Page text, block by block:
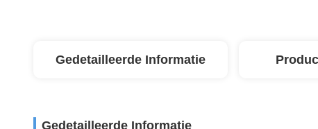
Gedetailleerde Informatie
Gedetailleerde Informatie